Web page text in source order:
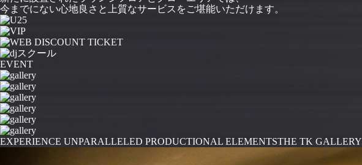
今までにない心地良さと上質なサービスをご堪能いただけます。
EVENT
EXPERIENCE UNPARALLELED PRODUCTIONAL ELEMENTSTHE TK GALLERY